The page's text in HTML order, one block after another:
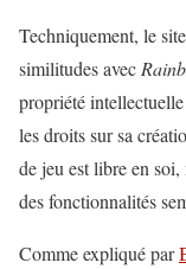
Techniquement, le
similitudes avec
propriété
les droits sur sa
de jeu est libre en soi,
des fonctionnalités
Comme expliqué par